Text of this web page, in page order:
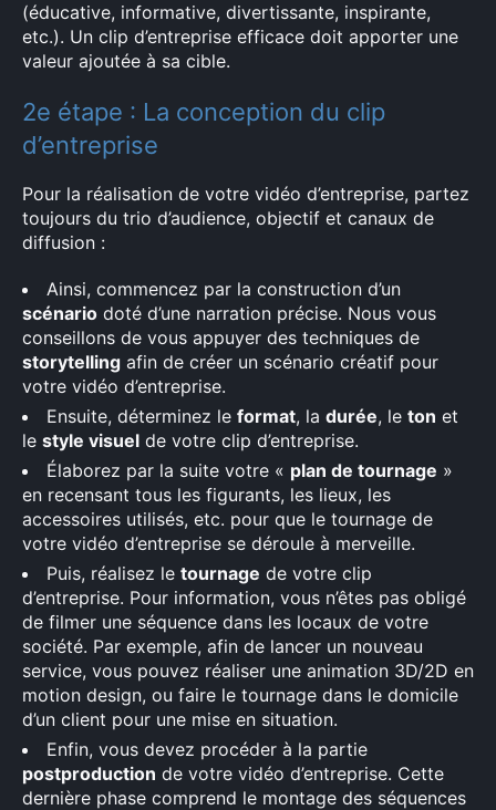
(éducative, informative, divertissante, inspirante,
etc.). Un clip d’entreprise efficace doit apporter une
valeur ajoutée à sa cible.
2e étape : La conception du clip
d’entreprise
Pour la réalisation de votre vidéo d’entreprise, partez
toujours du trio d’audience, objectif et canaux de
diffusion :
Ainsi, commencez par la construction d’un
scénario doté d’une narration précise. Nous vous
conseillons de vous appuyer des techniques de
storytelling afin de créer un scénario créatif pour
votre vidéo d’entreprise.
Ensuite, déterminez le format, la durée, le ton et
le style visuel de votre clip d’entreprise.
Élaborez par la suite votre « plan de tournage »
en recensant tous les figurants, les lieux, les
accessoires utilisés, etc. pour que le tournage de
votre vidéo d’entreprise se déroule à merveille.
Puis, réalisez le tournage de votre clip
d’entreprise. Pour information, vous n’êtes pas obligé
de filmer une séquence dans les locaux de votre
société. Par exemple, afin de lancer un nouveau
service, vous pouvez réaliser une animation 3D/2D en
motion design, ou faire le tournage dans le domicile
d’un client pour une mise en situation.
Enfin, vous devez procéder à la partie
postproduction de votre vidéo d’entreprise. Cette
dernière phase comprend le montage des séquences
Rechercher
: